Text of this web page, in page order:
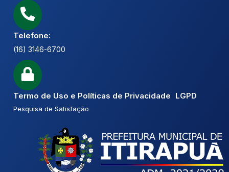
Telefone:
(16) 3146-6700
Termo de Uso e Políticas de Privacidade LGPD
Pesquisa de Satisfação